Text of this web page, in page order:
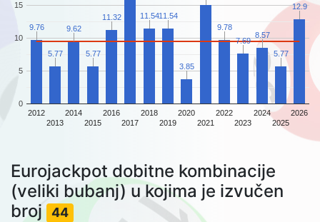
2012
2013
2014
2015
2016
2017
2018
2019
2020
2021
2022
2023
2024
2025
2026
0
5
10
15
9.76
5.77
9.62
5.77
11.32 11.5411.54
3.85
9.78
7.69
8.57
5.77
12.9
Eurojackpot dobitne kombinacije
(veliki bubanj) u kojima je izvučen
broj
44